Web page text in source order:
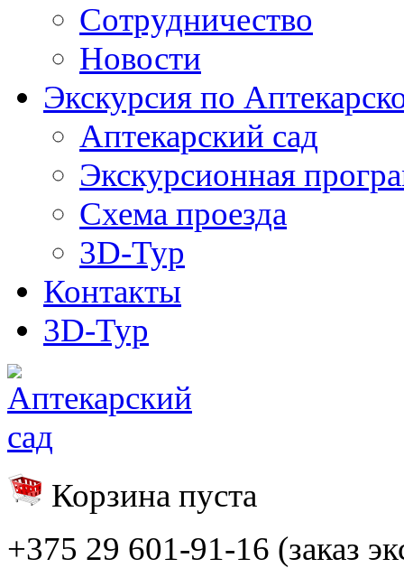
Сотрудничество
Новости
Экскурсия по
Аптекарский сад
Экскурсионная
Схема проезда
3D-Тур
Контакты
3D-Тур
Корзина пуста
+375 29 601-91-16 (заказ